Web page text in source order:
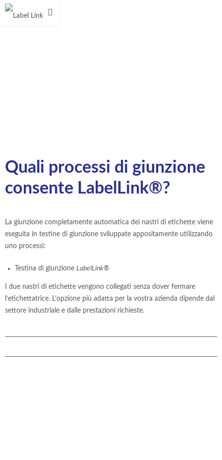
Quali processi di giunzione
consente LabelLink®?
La giunzione completamente automatica dei nastri di etichette viene
eseguita in testine di giunzione sviluppate appositamente utilizzando
uno processi:
Testina di giunzione LabelLink®
I due nastri di etichette vengono collegati senza dover fermare
l’etichettatrice. L’opzione più adatta per la vostra azienda dipende dal
settore industriale e dalle prestazioni richieste.